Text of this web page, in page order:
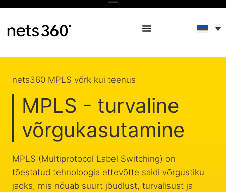
nets360 MPLS võrk kui teenus
MPLS - turvaline
võrgukasutamine
MPLS (Multiprotocol Label Switching) on
tõestatud tehnoloogia ettevõtte saidi võrgustiku
jaoks, mis nõuab suurt jõudlust, turvalisust ja